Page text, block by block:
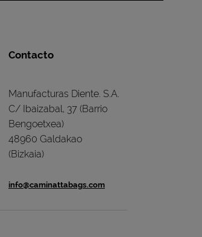
Contacto
Manufacturas Diente. S.A.
C/ Ibaizabal, 37 (Barrio
Bengoetxea)
48960 Galdakao
(Bizkaia)
info@caminattabags.com